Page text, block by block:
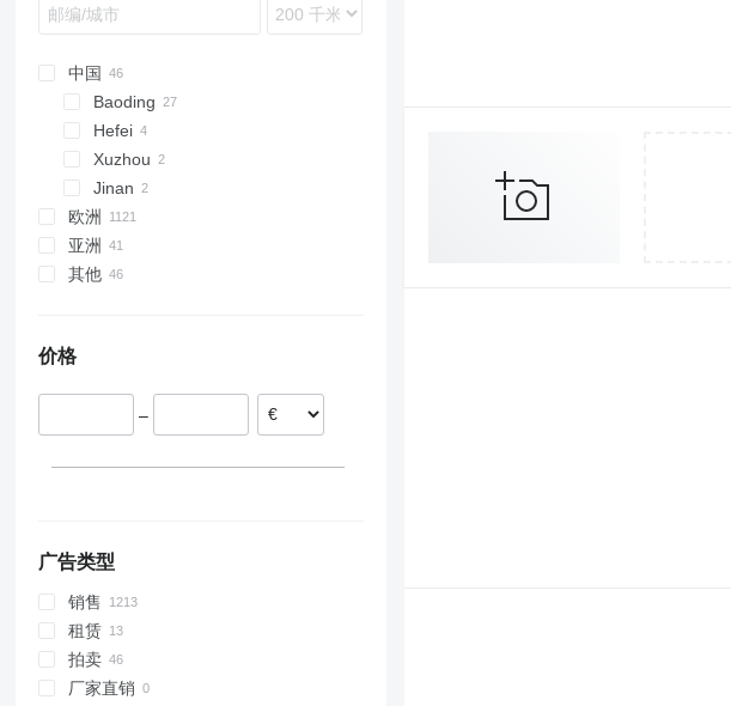
Sprinter
Unimog
Vario
Maxity
Midliner
Midlum
T-series
Trafic
中国
Baoding
Hefei
Xuzhou
Jinan
欧洲
罗马尼亚
亚洲
哈萨克斯坦
其他
价格
–
广告类型
销售
租赁
拍卖
厂家直销